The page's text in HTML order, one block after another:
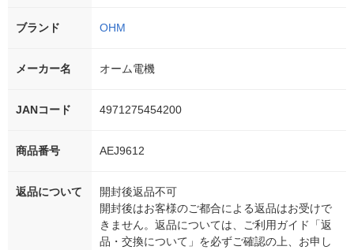
ブランド OHM
メーカー名 オーム電機
JANコード 4971275454200
商品番号 AEJ9612
返品について
開封後返品不可
開封後はお客様のご都合による返品はお受けで
きません。返品については、ご利用ガイド「返
品・交換について」を必ずご確認の上、お申し